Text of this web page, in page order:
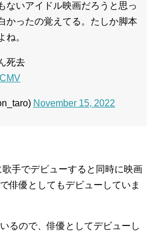
ないアイドル映画だろうと思っ
かったの覚えてる。たしか脚本
ね。
死去
November 15, 2022
手でデビューすると同時に映画
俳優としてもデビューしていま
るので、俳優としてデビューし